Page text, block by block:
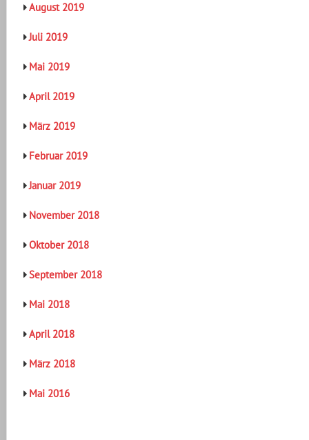
August 2019
Juli 2019
Mai 2019
April 2019
März 2019
Februar 2019
Januar 2019
November 2018
Oktober 2018
September 2018
Mai 2018
April 2018
März 2018
Mai 2016